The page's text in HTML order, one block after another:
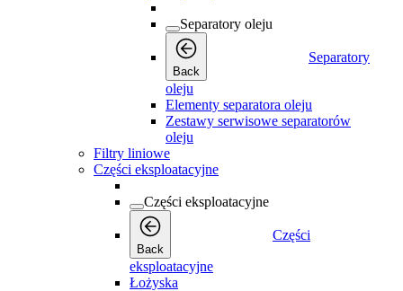
Separatory oleju
Back
Separatory
oleju
Elementy separatora oleju
Zestawy serwisowe separatorów
oleju
Filtry liniowe
Części eksploatacyjne
Części eksploatacyjne
Back
Części
eksploatacyjne
Łożyska